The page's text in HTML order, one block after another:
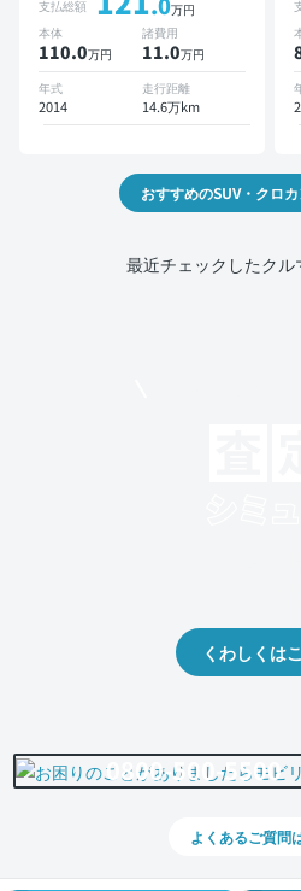
イブレコーダー
支払総額
万円
本体
110.0万円
諸費用
11.0万円
年式
2014
走行距離
14.6万km
おすすめのSUV・クロ
最近チェックしたクル
くわしくは
0800-500-5500
よくあるご質問